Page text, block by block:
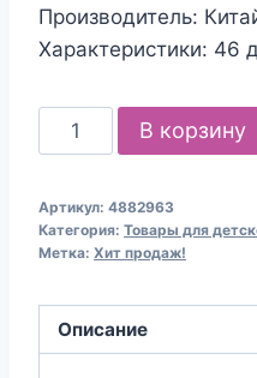
Производитель:
Характеристики: 46
Количество
товара
"Волшебная
сказка",
В корзину
Артикул: 4882963
Категория: Товары для
Метка: Хит продаж!
Описание